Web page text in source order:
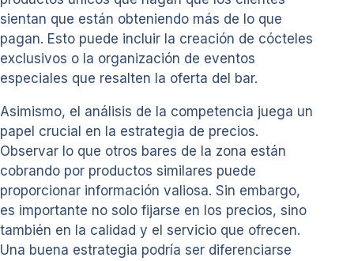
sientan que están obteniendo más de lo que
pagan. Esto puede incluir la creación de cócteles
exclusivos o la organización de eventos
especiales que resalten la oferta del bar.
Asimismo, el análisis de la competencia juega un
papel crucial en la estrategia de precios.
Observar lo que otros bares de la zona están
cobrando por productos similares puede
proporcionar información valiosa. Sin embargo,
es importante no solo fijarse en los precios, sino
también en la calidad y el servicio que ofrecen.
Una buena estrategia podría ser diferenciarse